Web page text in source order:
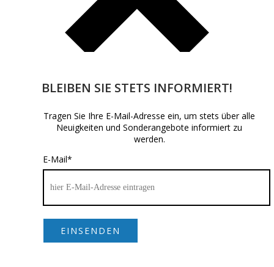
Beginnen Sie mit der Eingabe und drücken Sie Enter, um zu
BLEIBEN SIE STETS INFORMIERT!
Tragen Sie Ihre E-Mail-Adresse ein, um stets über alle
Neuigkeiten und Sonderangebote informiert zu
werden.
E-Mail*